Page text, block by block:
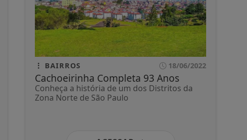
BAIRROS 18/06/2022
Cachoeirinha Completa 93 Anos
Conheça a história de um dos Distritos da
Zona Norte de São Paulo